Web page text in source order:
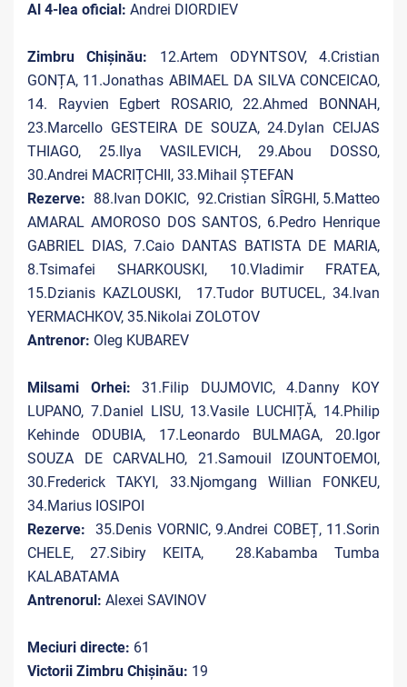
Al 4-lea oficial: Andrei DIORDIEV
Zimbru Chișinău: 12.Artem ODYNTSOV, 4.Cristian
GONȚA, 11.Jonathas ABIMAEL DA SILVA CONCEICAO,
14.
Rayvien Egbert ROSARIO, 22.Ahmed BONNAH,
23.Marcello GESTEIRA DE SOUZA, 24.Dylan CEIJAS
THIAGO, 25.Ilya VASILEVICH, 29.Abou DOSSO,
30.Andrei MACRIȚCHII, 33.Mihail ȘTEFAN
Rezerve: 88.Ivan DOKIC, 92.Cristian SÎRGHI, 5.Matteo
AMARAL AMOROSO DOS SANTOS, 6.Pedro Henrique
GABRIEL DIAS, 7.Caio DANTAS BATISTA DE MARIA,
8.Tsimafei SHARKOUSKI, 10.Vladimir FRATEA,
15.Dzianis KAZLOUSKI, 17.Tudor BUTUCEL, 34.Ivan
YERMACHKOV, 35.Nikolai ZOLOTOV
Antrenor: Oleg KUBAREV
Milsami Orhei: 31.Filip DUJMOVIC, 4.Danny KOY
LUPANO, 7.Daniel LISU, 13.Vasile LUCHIȚĂ, 14.Philip
Kehinde ODUBIA, 17.Leonardo BULMAGA, 20.Igor
SOUZA DE CARVALHO, 21.Samouil IZOUNTOEMOI,
30.Frederick TAKYI, 33.Njomgang Willian FONKEU,
34.Marius IOSIPOI
Rezerve: 35.Denis VORNIC, 9.Andrei COBEȚ, 11.Sorin
CHELE, 27.Sibiry KEITA, 28.Kabamba Tumba
KALABATAMA
Antrenorul: Alexei SAVINOV
Meciuri directe: 61
Victorii Zimbru Chișinău: 19